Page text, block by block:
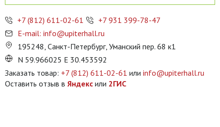
+7 (812) 611-02-61
+7 931 399-78-47
E-mail: info@upiterhall.ru
195248, Санкт-Петербург, Уманский пер. 68 к1
N 59.966025 E 30.453592
Заказать товар: +7 (812) 611-02-61 или info@upiterhall.ru
Оставить отзыв в Яндекс или 2ГИС